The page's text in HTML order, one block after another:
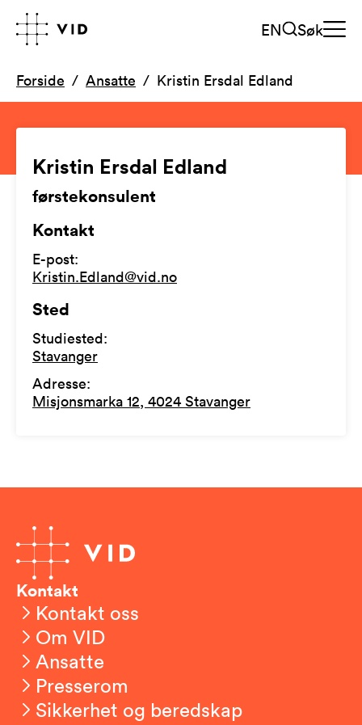
EN Søk
Forside Ansatte Kristin Ersdal Edland
Kristin Ersdal Edland
førstekonsulent
Kontakt
E-post:
Kristin.Edland@vid.no
Sted
Studiested:
Stavanger
Adresse:
Misjonsmarka 12, 4024 Stavanger
Kontakt
Kontakt oss
Om VID
Ansatte
Presserom
Sikkerhet og beredskap